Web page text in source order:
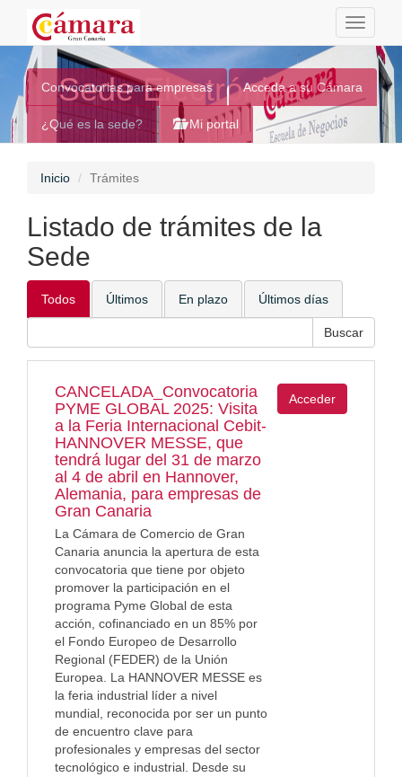
Toggle
Sede Electrónica
Convocatorias para empresas Acceda a su Cámara
¿Qué es la sede? Mi portal
Inicio Trámites
Listado de trámites de la
Sede
Todos Últimos En plazo Últimos días
CANCELADA_Convocatoria
PYME GLOBAL 2025: Visita
a la Feria Internacional Cebit-
HANNOVER MESSE, que
tendrá lugar del 31 de marzo
al 4 de abril en Hannover,
Alemania, para empresas de
Gran Canaria
La Cámara de Comercio de Gran
Canaria anuncia la apertura de esta
convocatoria que tiene por objeto
promover la participación en el
programa Pyme Global de esta
acción, cofinanciado en un 85% por
el Fondo Europeo de Desarrollo
Regional (FEDER) de la Unión
Europea. La HANNOVER MESSE es
la feria industrial líder a nivel
mundial, reconocida por ser un punto
de encuentro clave para
profesionales y empresas del sector
tecnológico e industrial. Desde su
Acceder